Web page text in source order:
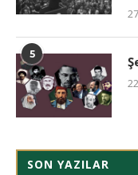
5
SON YAZILAR